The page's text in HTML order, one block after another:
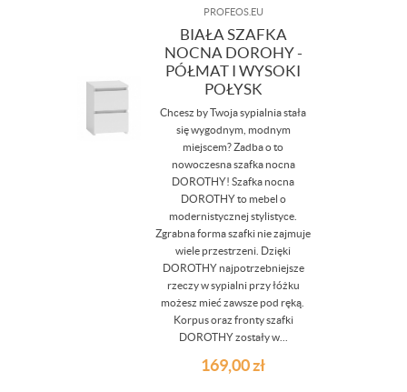
PROFEOS.EU
BIAŁA SZAFKA
NOCNA DOROHY -
PÓŁMAT I WYSOKI
POŁYSK
Chcesz by Twoja sypialnia stała
się wygodnym, modnym
miejscem? Zadba o to
nowoczesna szafka nocna
DOROTHY! Szafka nocna
DOROTHY to mebel o
modernistycznej stylistyce.
Zgrabna forma szafki nie zajmuje
wiele przestrzeni. Dzięki
DOROTHY najpotrzebniejsze
rzeczy w sypialni przy łóżku
możesz mieć zawsze pod ręką.
Korpus oraz fronty szafki
DOROTHY zostały w...
169,00zł